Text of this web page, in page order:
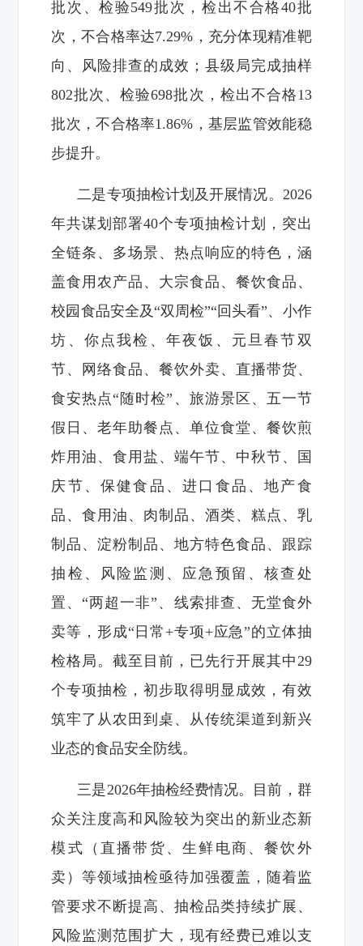
批次、检验549批次，检出不合格40批
次，不合格率达7.29%，充分体现精准靶
向、风险排查的成效；县级局完成抽样
802批次、检验698批次，检出不合格13
批次，不合格率1.86%，基层监管效能稳
步提升。
二是专项抽检计划及开展情况。2026
年共谋划部署40个专项抽检计划，突出
全链条、多场景、热点响应的特色，涵
盖食用农产品、大宗食品、餐饮食品、
校园食品安全及“双周检”“回头看”、小作
坊、你点我检、年夜饭、元旦春节双
节、网络食品、餐饮外卖、直播带货、
食安热点“随时检”、旅游景区、五一节
假日、老年助餐点、单位食堂、餐饮煎
炸用油、食用盐、端午节、中秋节、国
庆节、保健食品、进口食品、地产食
品、食用油、肉制品、酒类、糕点、乳
制品、淀粉制品、地方特色食品、跟踪
抽检、风险监测、应急预留、核查处
置、“两超一非”、线索排查、无堂食外
卖等，形成“日常+专项+应急”的立体抽
检格局。截至目前，已先行开展其中29
个专项抽检，初步取得明显成效，有效
筑牢了从农田到桌、从传统渠道到新兴
业态的食品安全防线。
三是2026年抽检经费情况。目前，群
众关注度高和风险较为突出的新业态新
模式（直播带货、生鲜电商、餐饮外
卖）等领域抽检亟待加强覆盖，随着监
管要求不断提高、抽检品类持续扩展、
风险监测范围扩大，现有经费已难以支